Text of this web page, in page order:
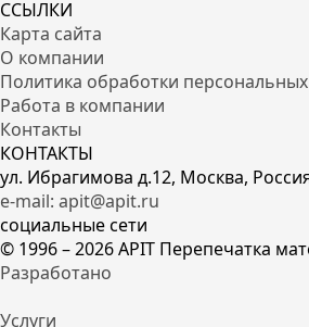
ССЫЛКИ
Карта сайта
О компании
Политика обработки
Работа в компании
Контакты
КОНТАКТЫ
ул. Ибрагимова д.12, Москва,
e-mail: apit@apit.ru
социальные сети
© 1996 – 2026 APIT Перепечатка
Разработано
Услуги